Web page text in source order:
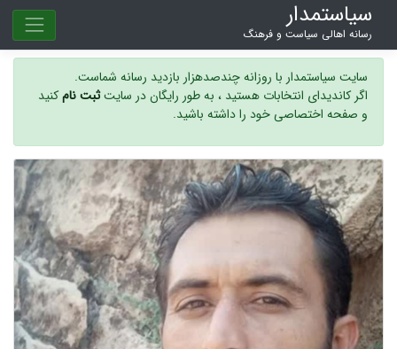
سیاستمدار
رسانه اهالی سیاست و فرهنگ
سایت سیاستمدار با روزانه چندصدهزار بازدید رسانه شماست.
اگر کاندیدای انتخابات هستید ، به طور رایگان در سایتثبت نامکنید
و صفحه اختصاصی خود را داشته باشید.